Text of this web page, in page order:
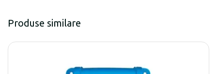
Produse similare